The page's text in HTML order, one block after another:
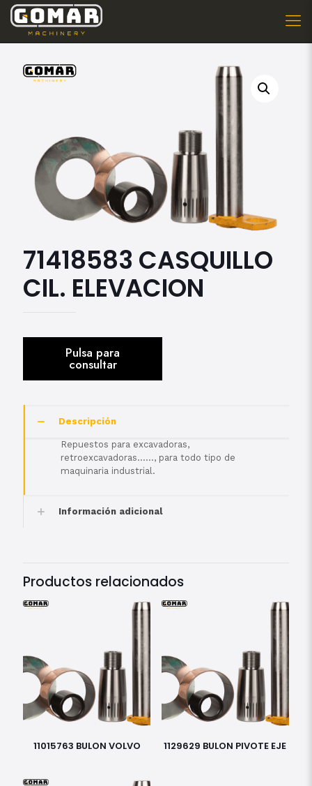
71418583 CASQUILLO
CIL. ELEVACION
Descripción
Repuestos para excavadoras,
retroexcavadoras……, para todo tipo de
maquinaria industrial.
Información adicional
Productos relacionados
11015763 BULON VOLVO 1129629 BULON PIVOTE EJE